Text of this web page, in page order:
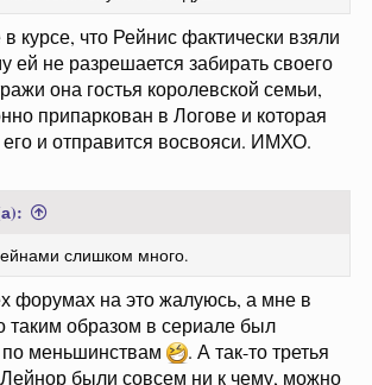
курсе, что Рейнис фактически взяли
ей не разрешается забирать своего
она гостья королевской семьи,
припаркован в Логове и которая
его и отправится восвояси. ИМХО.
слишком много.
форумах на это жалуюсь, а мне в
таким образом в сериале был
меньшинствам
. А так-то третья
были совсем ни к чему, можно